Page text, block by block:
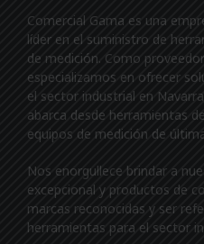
Comercial Gama es una
líder en el suministro de
de medición. Como
especializamos en ofrecer
el sector industrial en
abarca desde herramientas
equipos de medición de
Nos enorgullece brindar a
excepcional y productos de
marcas reconocidas y ser
herramientas para el sector